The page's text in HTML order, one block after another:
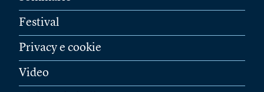
Festival
Privacy e cookie
Video